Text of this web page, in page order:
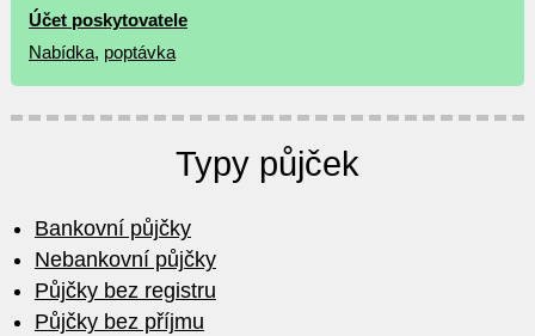
Účet poskytovatele
Nabídka, poptávka
Typy půjček
Bankovní půjčky
Nebankovní půjčky
Půjčky bez registru
Půjčky bez příjmu